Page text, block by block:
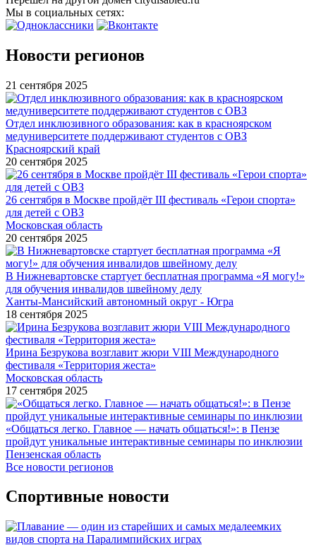
Мы в социальных сетях:
Новости регионов
21 сентября 2025
Отдел инклюзивного образования: как в красноярском
медуниверситете поддерживают студентов с ОВЗ
Красноярский край
20 сентября 2025
26 сентября в Москве пройдёт III фестиваль «Герои спорта»
для детей с ОВЗ
Московская область
20 сентября 2025
В Нижневартовске стартует бесплатная программа «Я могу!»
для обучения инвалидов швейному делу
Ханты-Мансийский автономный округ - Югра
18 сентября 2025
Ирина Безрукова возглавит жюри VIII Международного
фестиваля «Территория жеста»
Московская область
17 сентября 2025
«Общаться легко. Главное — начать общаться!»: в Пензе
пройдут уникальные интерактивные семинары по инклюзии
Пензенская область
Все новости регионов
Спортивные новости